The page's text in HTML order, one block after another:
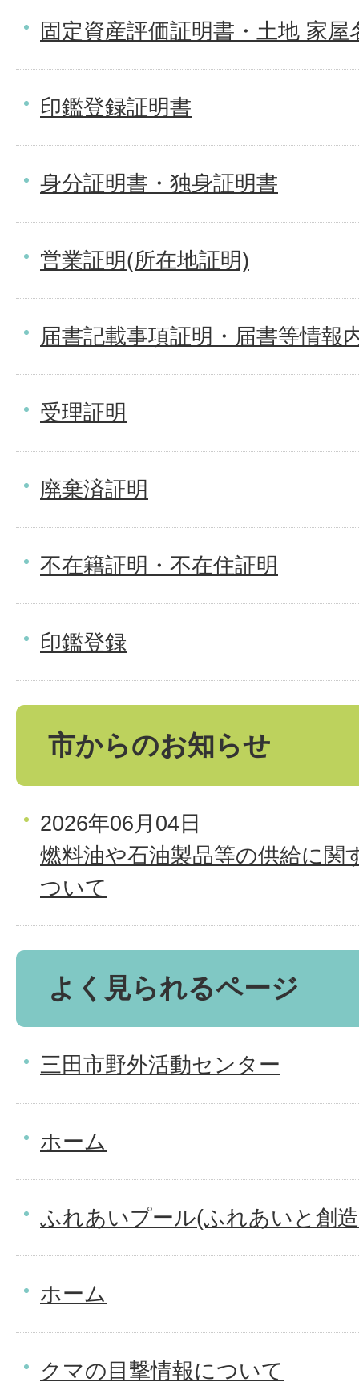
固定資産評価証明書・土地 家屋
印鑑登録証明書
身分証明書・独身証明書
営業証明(所在地証明)
届書記載事項証明・届書等情報
受理証明
廃棄済証明
不在籍証明・不在住証明
印鑑登録
市からのお知らせ
2026年06月04日
燃料油や石油製品等の供給に関
ついて
よく見られるページ
三田市野外活動センター
ホーム
ふれあいプール(ふれあいと創
ホーム
クマの目撃情報について